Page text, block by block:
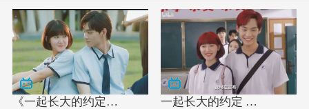
《一起长大的约定… 一起长大的约定 …